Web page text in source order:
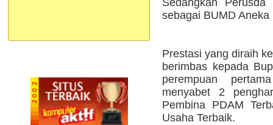
Sedangkan
sebagai BUMD
Prestasi yang diraih
berimbas kepada
perempuan
menyabet 2
Pembina PDAM
Usaha Terbaik.